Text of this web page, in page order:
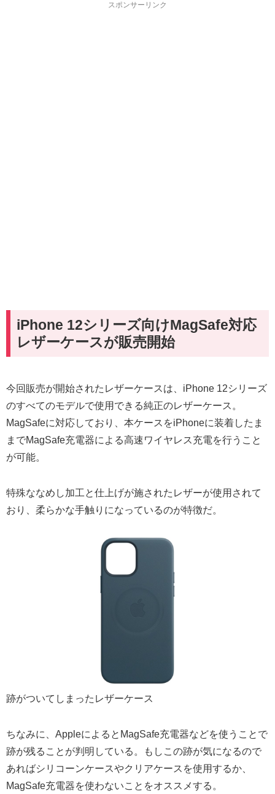
スポンサーリンク
iPhone 12シリーズ向けMagSafe対応
レザーケースが販売開始
今回販売が開始されたレザーケースは、iPhone 12シリーズ
のすべてのモデルで使用できる純正のレザーケース。
MagSafeに対応しており、本ケースをiPhoneに装着したま
までMagSafe充電器による高速ワイヤレス充電を行うこと
が可能。
特殊ななめし加工と仕上げが施されたレザーが使用されて
おり、柔らかな手触りになっているのが特徴だ。
跡がついてしまったレザーケース
ちなみに、AppleによるとMagSafe充電器などを使うことで
跡が残ることが判明している。もしこの跡が気になるので
あればシリコーンケースやクリアケースを使用するか、
MagSafe充電器を使わないことをオススメする。